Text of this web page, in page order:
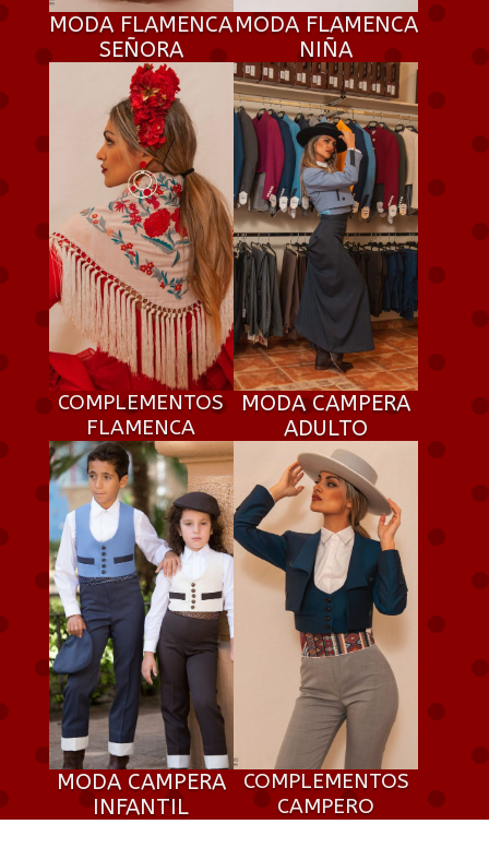
MODA FLAMENCA
SEÑORA
MODA FLAMENCA
NIÑA
COMPLEMENTOS
FLAMENCA
MODA CAMPERA
ADULTO
MODA CAMPERA
INFANTIL
COMPLEMENTOS
CAMPERO